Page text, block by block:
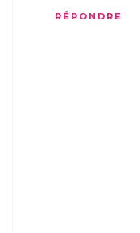
RÉPONDRE